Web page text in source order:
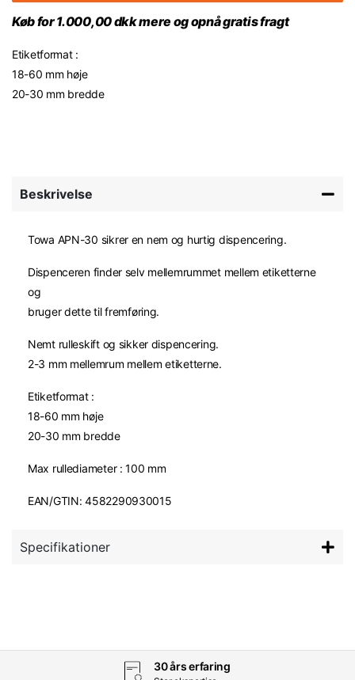
Køb for 1.000,00 dkk mere og opnå gratis fragt
Etiketformat :
18-60 mm høje
20-30 mm bredde
Beskrivelse
Towa APN-30 sikrer en nem og hurtig dispencering.
Dispenceren finder selv mellemrummet mellem etiketterne
og
bruger dette til fremføring.
Nemt rulleskift og sikker dispencering.
2-3 mm mellemrum mellem etiketterne.
Etiketformat :
18-60 mm høje
20-30 mm bredde
Max rullediameter : 100 mm
EAN/GTIN: 4582290930015
Specifikationer
30 års erfaring